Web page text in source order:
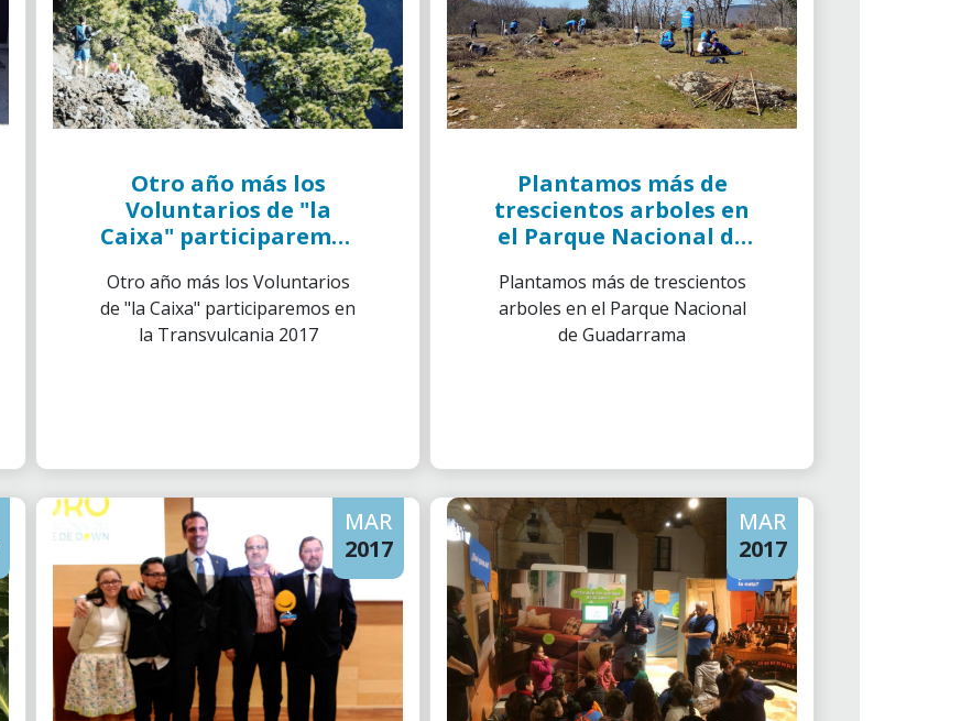
Otro año más los
Voluntarios de "la
Caixa" participaremos
2017
Otro año más los Voluntarios
de "la Caixa" participaremos en
la Transvulcania 2017
Plantamos más de
trescientos arboles en
el Parque Nacional de
Plantamos más de trescientos
arboles en el Parque Nacional
de Guadarrama
MAR
2017
MAR
2017